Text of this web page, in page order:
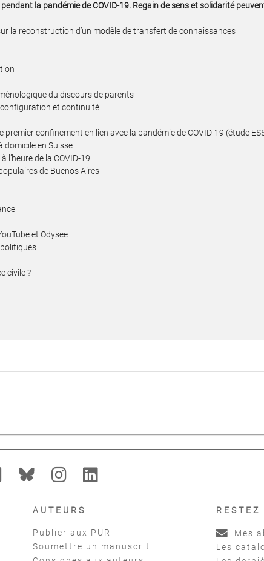
la pandémie de COVID-19. Regain de sens et solidarité
la reconstruction d’un modèle de transfert de connaissances
du discours de parents
et continuité
confinement en lien avec la pandémie de COVID-19 (étude
domicile en Suisse
de la COVID-19
de Buenos Aires
et Odysee
civile ?
AUTEURS
Publier aux PUR
Soumettre un manuscrit
RESTEZ
Mes
Les